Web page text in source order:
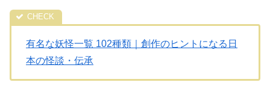
有名な妖怪一覧 102種類｜創作のヒントになる日
本の怪談・伝承